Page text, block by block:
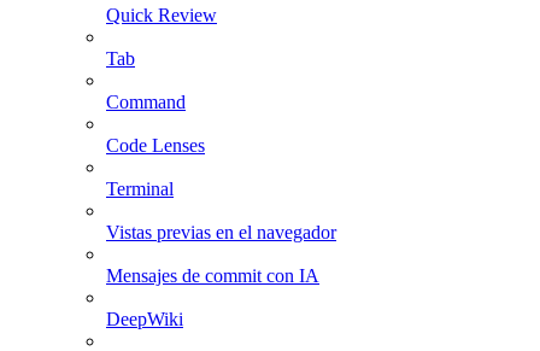
Quick Review
Tab
Command
Code Lenses
Terminal
Vistas previas en el navegador
Mensajes de commit con IA
DeepWiki